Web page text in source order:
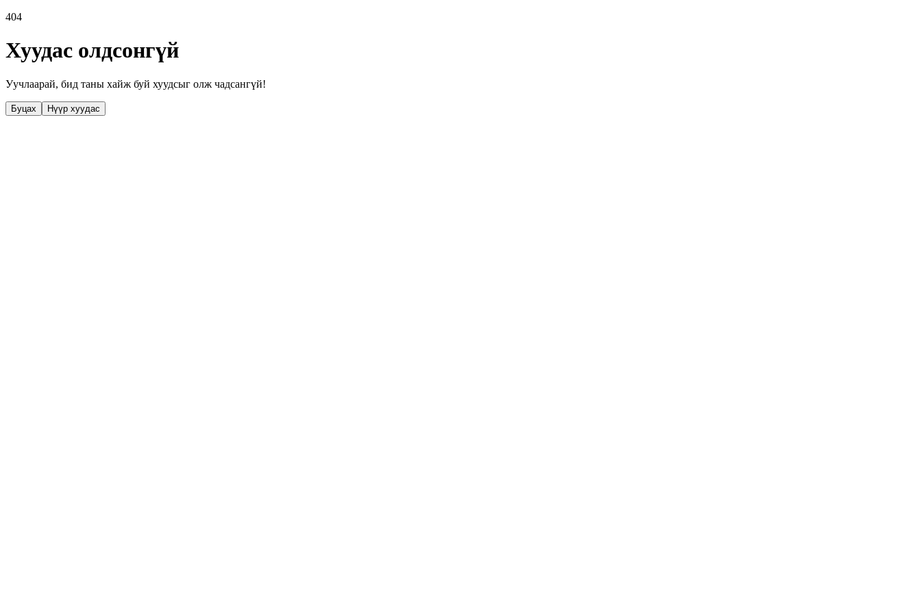
404
Хуудас олдсонгүй
Уучлаарай, бид таны хайж буй хуудсыг олж чадсангүй!
Буцах Нүүр хуудас